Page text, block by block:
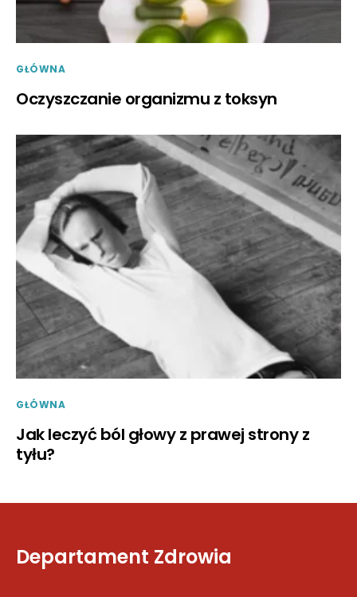
GŁÓWNA
Oczyszczanie organizmu z toksyn
GŁÓWNA
Jak leczyć ból głowy z prawej strony z
tyłu?
Departament Zdrowia